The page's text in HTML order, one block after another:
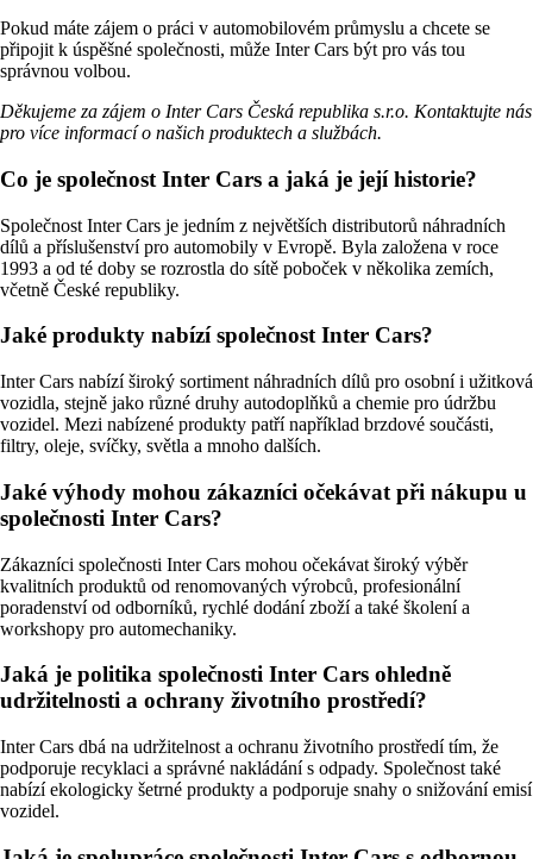
Pokud máte zájem o práci v automobilovém průmyslu a chcete se
připojit k úspěšné společnosti, může Inter Cars být pro vás tou
správnou volbou.
Děkujeme za zájem o Inter Cars Česká republika s.r.o. Kontaktujte nás
pro více informací o našich produktech a službách.
Co je společnost Inter Cars a jaká je její historie?
Společnost Inter Cars je jedním z největších distributorů náhradních
dílů a příslušenství pro automobily v Evropě. Byla založena v roce
1993 a od té doby se rozrostla do sítě poboček v několika zemích,
včetně České republiky.
Jaké produkty nabízí společnost Inter Cars?
Inter Cars nabízí široký sortiment náhradních dílů pro osobní i užitková
vozidla, stejně jako různé druhy autodoplňků a chemie pro údržbu
vozidel. Mezi nabízené produkty patří například brzdové součásti,
filtry, oleje, svíčky, světla a mnoho dalších.
Jaké výhody mohou zákazníci očekávat při nákupu u
společnosti Inter Cars?
Zákazníci společnosti Inter Cars mohou očekávat široký výběr
kvalitních produktů od renomovaných výrobců, profesionální
poradenství od odborníků, rychlé dodání zboží a také školení a
workshopy pro automechaniky.
Jaká je politika společnosti Inter Cars ohledně
udržitelnosti a ochrany životního prostředí?
Inter Cars dbá na udržitelnost a ochranu životního prostředí tím, že
podporuje recyklaci a správné nakládání s odpady. Společnost také
nabízí ekologicky šetrné produkty a podporuje snahy o snižování emisí
vozidel.